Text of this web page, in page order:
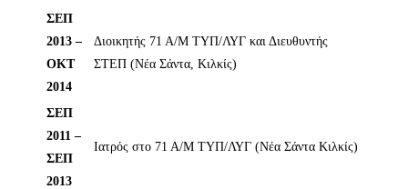
ΣΕΠ
2013 –
ΟΚΤ
2014
Διοικητής 71 Α/Μ ΤΥΠ/ΛΥΓ και Διευθυντής
ΣΤΕΠ (Νέα Σάντα, Κιλκίς)
ΣΕΠ
2011 –
ΣΕΠ
2013
Ιατρός στο 71 Α/Μ ΤΥΠ/ΛΥΓ (Νέα Σάντα Κιλκίς)